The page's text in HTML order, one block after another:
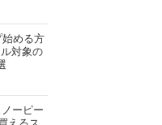
始める方
対象の
ノーピー